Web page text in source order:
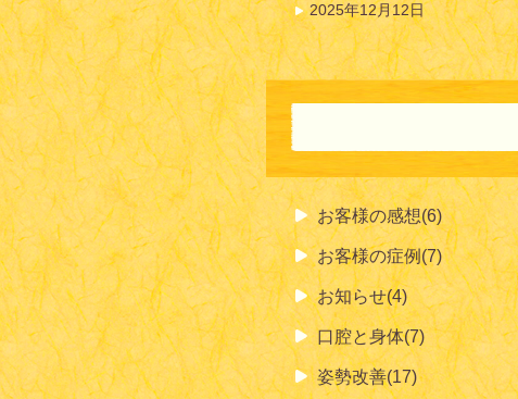
2025年12月12日
お客様の感想(6)
お客様の症例(7)
お知らせ(4)
口腔と身体(7)
姿勢改善(17)